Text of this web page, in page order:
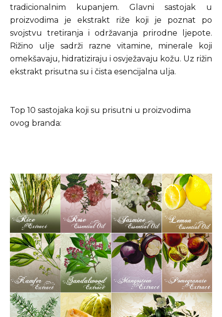
tradicionalnim kupanjem. Glavni sastojak u
proizvodima je ekstrakt riže koji je poznat po
svojstvu tretiranja i održavanja prirodne ljepote.
Rižino ulje sadrži razne vitamine, minerale koji
omekšavaju, hidratiziraju i osvježavaju kožu. Uz rižin
ekstrakt prisutna su i čista esencijalna ulja.
Top 10 sastojaka koji su prisutni u proizvodima
ovog branda: